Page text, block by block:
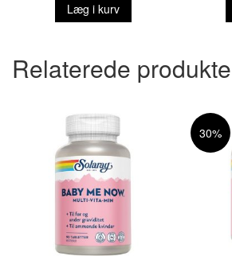
Læg i kurv
Relaterede
30%